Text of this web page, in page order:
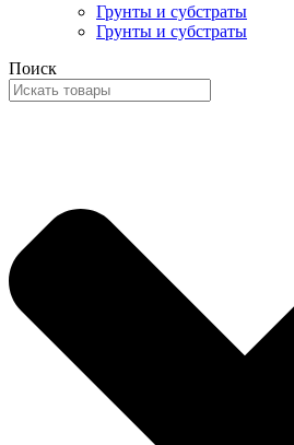
Грунты и субстраты
Грунты и субстраты
Поиск